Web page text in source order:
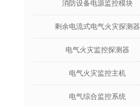
消防设备电源监控模块
剩余电流式电气火灾探测器
电气火灾监控探测器
电气火灾监控主机
电气综合监控系统